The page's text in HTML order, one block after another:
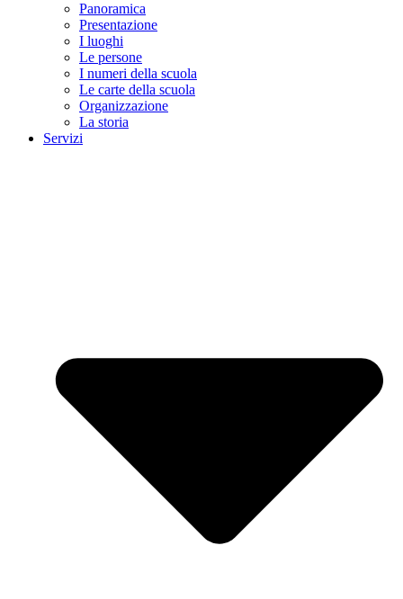
Panoramica
Presentazione
I luoghi
Le persone
I numeri della scuola
Le carte della scuola
Organizzazione
La storia
Servizi